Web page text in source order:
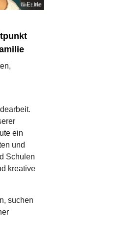
© E. Irle
ein
und
Schulen
kreative
suchen